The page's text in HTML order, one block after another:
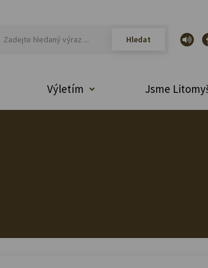
Výletím Jsme